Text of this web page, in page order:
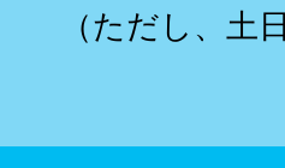
（ただし、土